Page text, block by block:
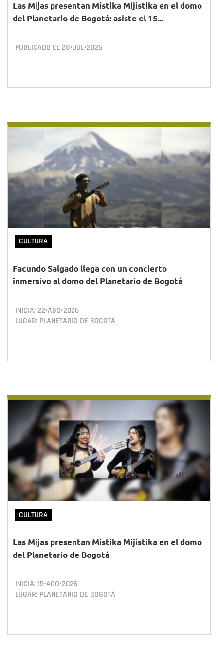
Las Mijas presentan Místika Mijístika en el domo
del Planetario de Bogotá: asiste el 15...
PUBLICADO EL 28•JUL•2026
CULTURA
Facundo Salgado llega con un concierto
inmersivo al domo del Planetario de Bogotá
INICIA: 22•AGO•2026
LUGAR: PLANETARIO DE BOGOTÁ
CULTURA
Las Mijas presentan Místika Mijístika en el domo
del Planetario de Bogotá
INICIA:15•AGO•2026
LUGAR: PLANETARIO DE BOGOTÁ